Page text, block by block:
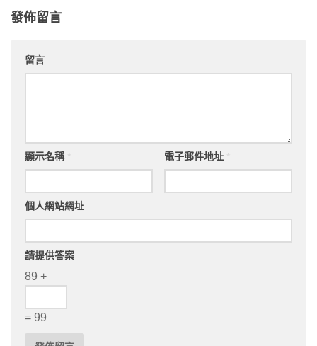
發佈留言
留言
顯示名稱 電子郵件地址
個人網站網址
請提供答案
89 +
= 99